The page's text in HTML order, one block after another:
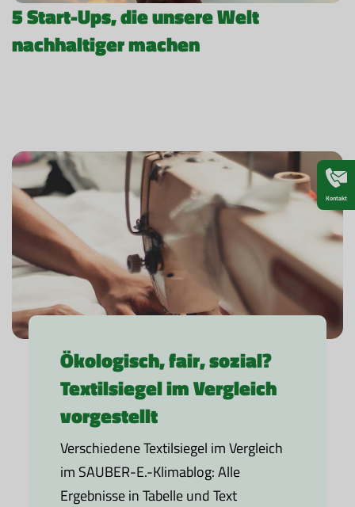
5 Start-Ups, die unsere Welt
nachhaltiger machen
Ökologisch, fair, sozial?
Textilsiegel im Vergleich
vorgestellt
Verschiedene Textilsiegel im Vergleich
im SAUBER-E.-Klimablog: Alle
Ergebnisse in Tabelle und Text
Kontakt